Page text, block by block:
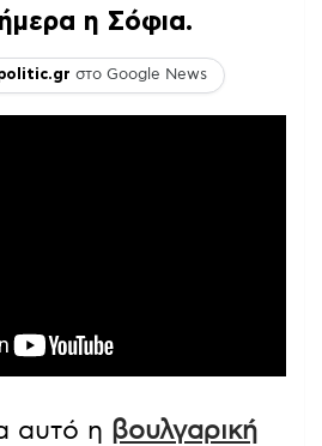
η Σόφια.
στο Google News
αυτό η βουλγαρική